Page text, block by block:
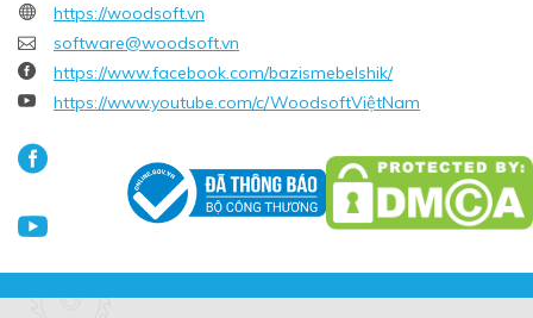
 https://woodsoft.vn
 software@woodsoft.vn
 https://www.facebook.com/bazismebelshik/
 https://www.youtube.com/c/WoodsoftViệtNam

